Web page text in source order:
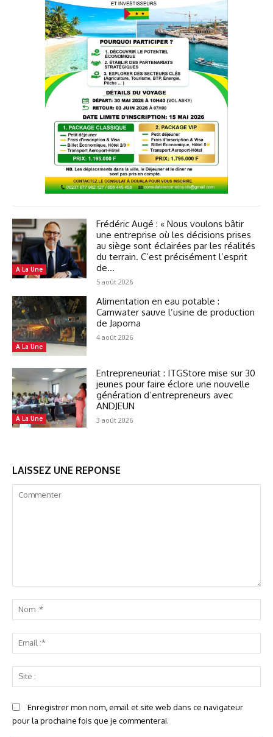
A La Une
Frédéric Augé : « Nous voulons bâtir
une entreprise où les décisions prises
au siège sont éclairées par les réalités
du terrain. C’est précisément l’esprit
de...
5 août 2026
A La Une
Alimentation en eau potable :
Camwater sauve l’usine de production
de Japoma
4 août 2026
A La Une
Entrepreneuriat : ITGStore mise sur 30
jeunes pour faire éclore une nouvelle
génération d’entrepreneurs avec
ANDJEUN
3 août 2026
LAISSEZ UNE REPONSE
:*
:*
:
Enregistrer mon nom, email et site web dans ce navigateur
pour la prochaine fois que je commenterai.